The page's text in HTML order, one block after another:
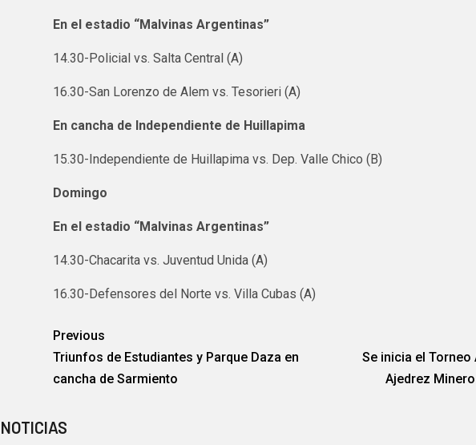
En el estadio “Malvinas Argentinas”
14.30-Policial vs. Salta Central (A)
16.30-San Lorenzo de Alem vs. Tesorieri (A)
En cancha de Independiente de Huillapima
15.30-Independiente de Huillapima vs. Dep. Valle Chico (B)
Domingo
En el estadio “Malvinas Argentinas”
14.30-Chacarita vs. Juventud Unida (A)
16.30-Defensores del Norte vs. Villa Cubas (A)
Previous
Triunfos de Estudiantes y Parque Daza en
cancha de Sarmiento
Se inicia el
Ajedrez